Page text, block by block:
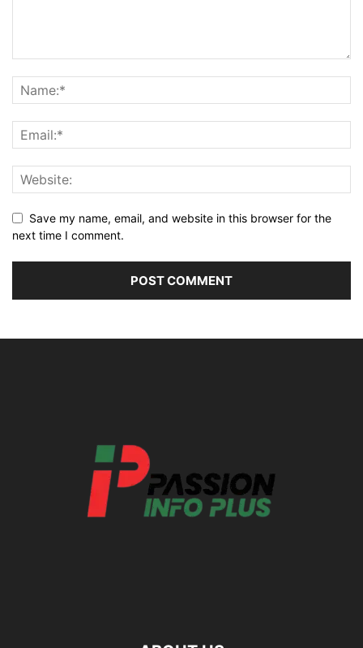
Save my name, email, and website in this browser for the
next time I comment.